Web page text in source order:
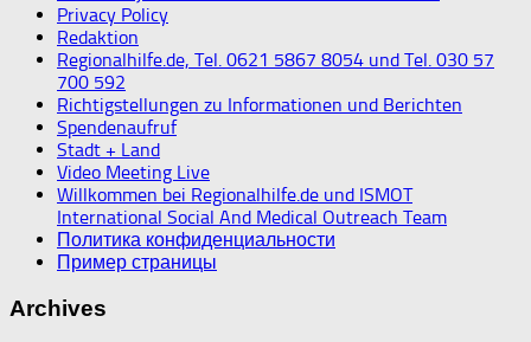
Privacy Policy
Redaktion
Regionalhilfe.de, Tel. 0621 5867 8054 und Tel. 030 57
700 592
Richtigstellungen zu Informationen und Berichten
Spendenaufruf
Stadt + Land
Video Meeting Live
Willkommen bei Regionalhilfe.de und ISMOT
International Social And Medical Outreach Team
Политика конфиденциальности
Пример страницы
Archives